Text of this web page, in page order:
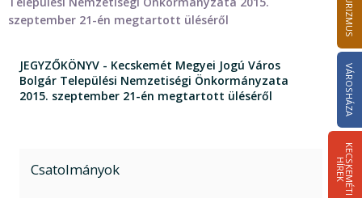
TURIZMUS
VÁROSHÁZA
K
E
C
S
K
E
M
É
T
I
HÍ
R
E
K
szeptember 21-én megtartott üléséről
JEGYZŐKÖNYV - Kecskemét Megyei Jogú Város
Bolgár Települési Nemzetiségi Önkormányzata
2015. szeptember 21-én megtartott üléséről
Csatolmányok